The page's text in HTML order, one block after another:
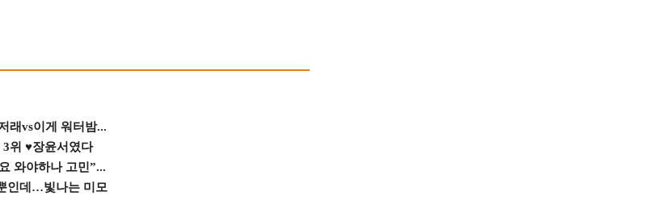
래vs이게 워터밤...
3위 ♥장윤서였다
와야하나 고민”...
인데…빛나는 미모